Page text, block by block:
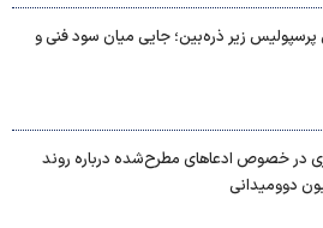
زیر ذره‌بین؛ جایی میان سود فنی و
خصوص ادعاهای مطرح‌شده درباره روند
دوومیدانی